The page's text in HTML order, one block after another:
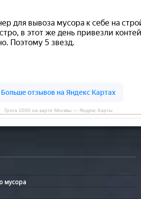
Грэта 2000 на карте Москвы — Яндекс.Карты
мусора